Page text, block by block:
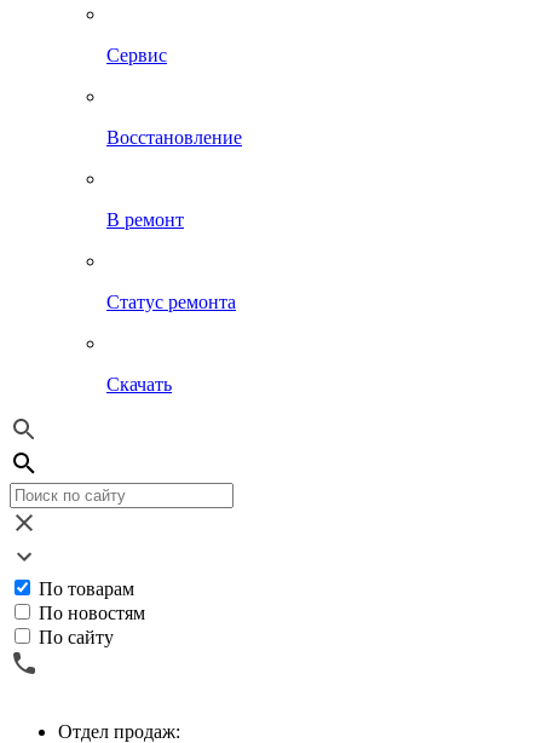
Сервис
Восстановление
В ремонт
Статус ремонта
Скачать
По товарам
По новостям
По сайту
Отдел продаж: